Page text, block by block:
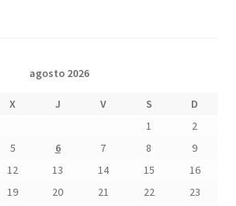
agosto 2026
X J V S
D
1
2
5 6 7 8
9
12 13 14 15
16
19 20 21 22
23